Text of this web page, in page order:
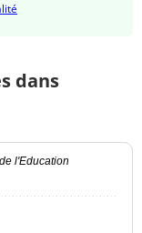
dans
l'Education